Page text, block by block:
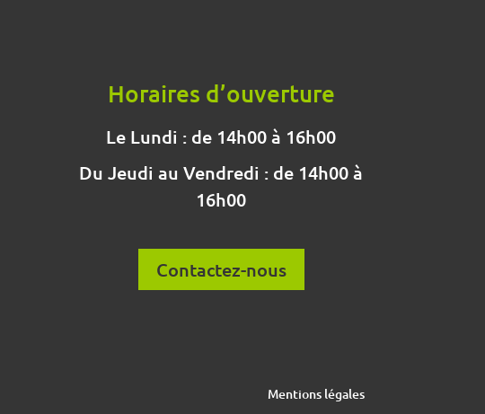
Horaires d’ouverture
Le Lundi : de 14h00 à 16h00
Du Jeudi au Vendredi : de 14h00 à
16h00
Contactez-nous
Mentions légales